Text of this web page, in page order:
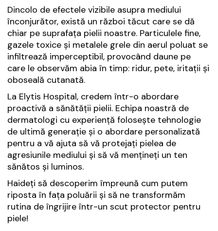
Dincolo de efectele vizibile asupra mediului
înconjurător, există un război tăcut care se dă
chiar pe suprafața pielii noastre. Particulele fine,
gazele toxice și metalele grele din aerul poluat se
infiltrează imperceptibil, provocând daune pe
care le observăm abia în timp: ridur, pete, iritații și
oboseală cutanată.
La Elytis Hospital, credem într-o abordare
proactivă a sănătății pielii. Echipa noastră de
dermatologi cu experiență folosește tehnologie
de ultimă generație și o abordare personalizată
pentru a vă ajuta să vă protejați pielea de
agresiunile mediului și să vă mențineți un ten
sănătos și luminos.
Haideți să descoperim împreună cum putem
riposta în fața poluării și să ne transformăm
rutina de îngrijire într-un scut protector pentru
piele!